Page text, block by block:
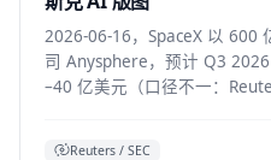
2026-06-16，SpaceX 以 600
司 Anysphere，预计 Q3
–40 亿美元（口径不一：
Reuters / SEC